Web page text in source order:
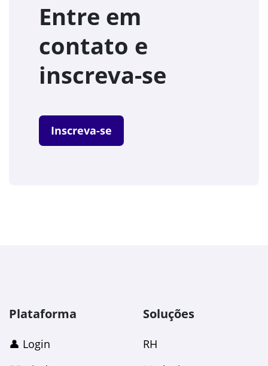
Entre em
contato e
inscreva-se
Inscreva-se
Plataforma
👤 Login
Soluções
RH